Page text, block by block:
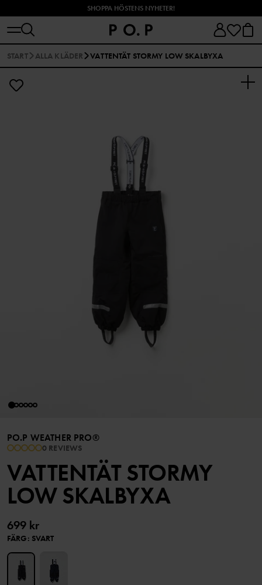
SHOPPA HÖSTENS NYHETER!
START ALLA KLÄDER VATTENTÄT STORMY LOW SKALBYXA
PO.P WEATHER PRO®
0 REVIEWS
VATTENTÄT STORMY
LOW SKALBYXA
699 kr
FÄRG: SVART